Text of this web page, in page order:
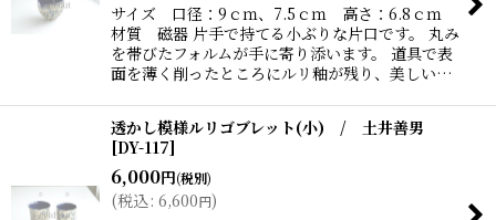
サイズ 口径：9ｃｍ、7.5ｃｍ 高さ：6.8ｃｍ
材質 磁器 片手で持てる小ぶりな片口です。 丸み
を帯びたフォルムが手に寄り添います。 道具で表
面を薄く削ったところにルリ釉が残り、美しい…
透かし模様ルリゴブレット(小) / 土井善男
[DY-117]
6,000円(税別)
(税込: 6,600円)